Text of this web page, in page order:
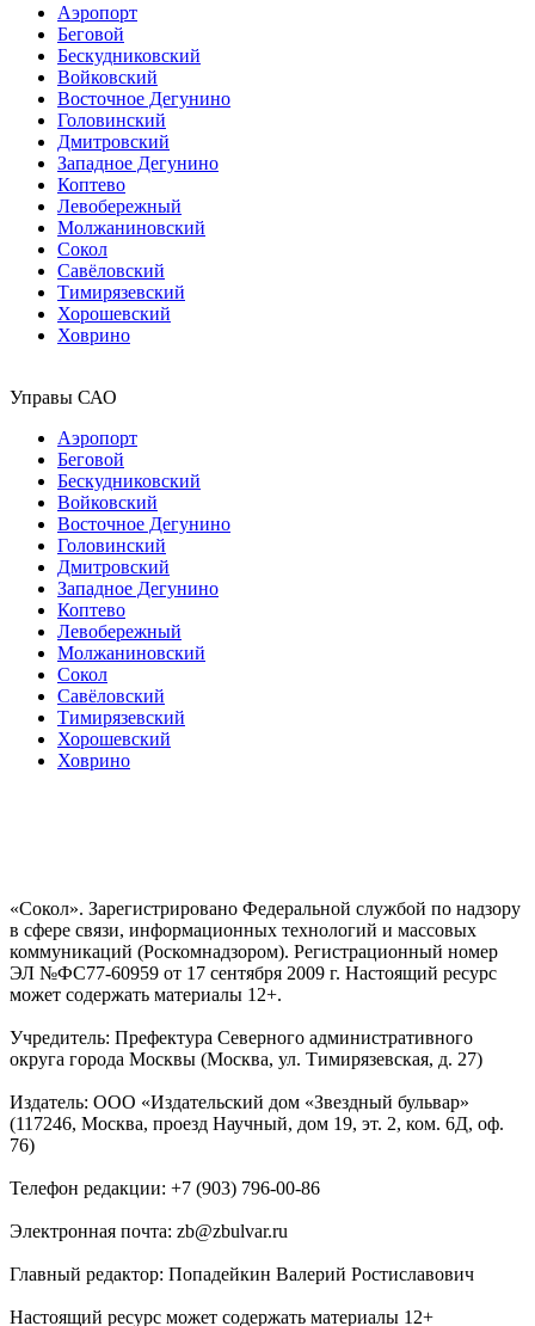
Аэропорт
Беговой
Бескудниковский
Войковский
Восточное Дегунино
Головинский
Дмитровский
Западное Дегунино
Коптево
Левобережный
Молжаниновский
Сокол
Савёловский
Тимирязевский
Хорошевский
Ховрино
Управы САО
Аэропорт
Беговой
Бескудниковский
Войковский
Восточное Дегунино
Головинский
Дмитровский
Западное Дегунино
Коптево
Левобережный
Молжаниновский
Сокол
Савёловский
Тимирязевский
Хорошевский
Ховрино
«Сокол». Зарегистрировано Федеральной службой по надзору
в сфере связи, информационных технологий и массовых
коммуникаций (Роскомнадзором). Регистрационный номер
ЭЛ №ФС77-60959 от 17 сентября 2009 г. Настоящий ресурс
может содержать материалы 12+.
Учредитель: Префектура Северного административного
округа города Москвы (Москва, ул. Тимирязевская, д. 27)
Издатель: ООО «Издательский дом «Звездный бульвар»
(117246, Москва, проезд Научный, дом 19, эт. 2, ком. 6Д, оф.
76)
Телефон редакции: +7 (903) 796-00-86
Электронная почта: zb@zbulvar.ru
Главный редактор: Попадейкин Валерий Ростиславович
Настоящий ресурс может содержать материалы 12+